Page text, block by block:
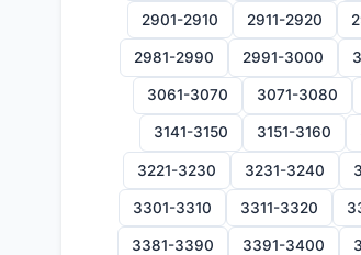
2901-2910 2911-2920
2981-2990 2991-3000
3061-3070 3071-3080
3141-3150 3151-3160
3221-3230 3231-3240
3301-3310 3311-3320
3381-3390 3391-3400